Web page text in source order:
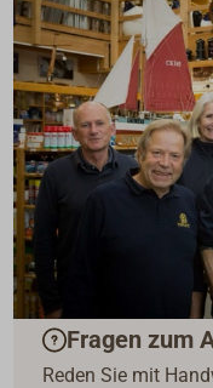
Fragen zum
Reden Sie mit